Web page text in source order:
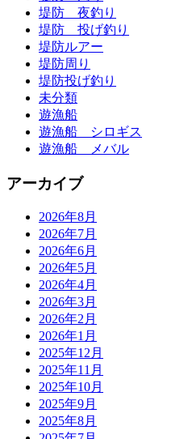
堤防 夜釣り
堤防 投げ釣り
堤防ルアー
堤防周り
堤防投げ釣り
未分類
遊漁船
遊漁船 シロギス
遊漁船 メバル
アーカイブ
2026年8月
2026年7月
2026年6月
2026年5月
2026年4月
2026年3月
2026年2月
2026年1月
2025年12月
2025年11月
2025年10月
2025年9月
2025年8月